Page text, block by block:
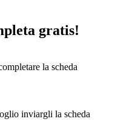
gratis!
la scheda
inviargli la scheda